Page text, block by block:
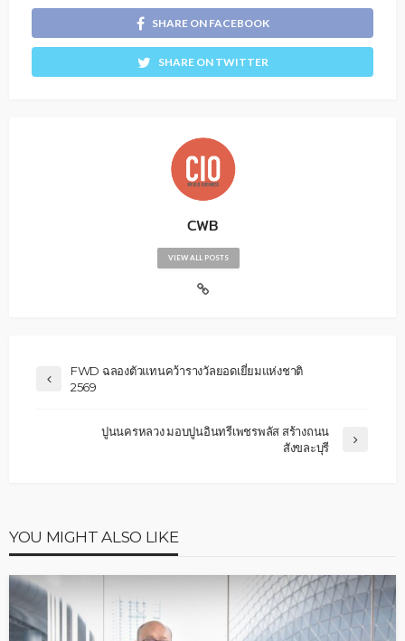
SHARE ON FACEBOOK
SHARE ON TWITTER
CWB
VIEW ALL POSTS
FWD ฉลองตัวแทนคว้ารางวัลยอดเยี่ยมแห่งชาติ
2569
ปูนนครหลวง มอบปูนอินทรีเพชรพลัส สร้างถนน
สังขละบุรี
YOU MIGHT ALSO LIKE